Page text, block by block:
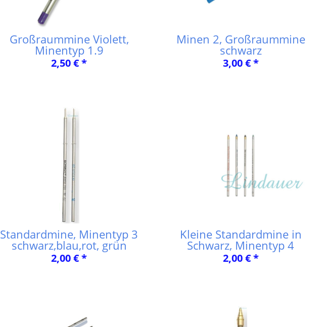
Großraummine Violett,
Minentyp 1.9
2,50 € *
Minen 2, Großraummine
schwarz
3,00 € *
Standardmine, Minentyp 3
schwarz,blau,rot, grün
2,00 € *
Kleine Standardmine in
Schwarz, Minentyp 4
2,00 € *